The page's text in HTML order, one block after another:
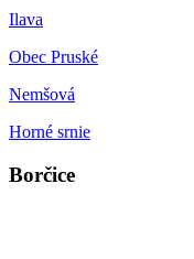
Ilava
Obec Pruské
Nemšová
Horné srnie
Borčice